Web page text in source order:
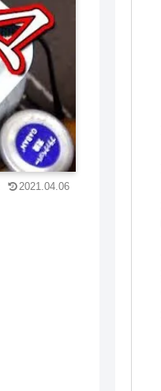
2021.04.06